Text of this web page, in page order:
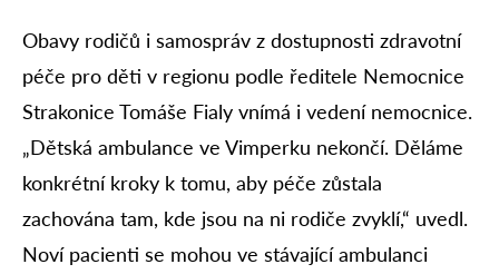
Obavy rodičů i samospráv z dostupnosti zdravotní
péče pro děti v regionu podle ředitele Nemocnice
Strakonice Tomáše Fialy vnímá i vedení nemocnice.
„Dětská ambulance ve Vimperku nekončí. Děláme
konkrétní kroky k tomu, aby péče zůstala
zachována tam, kde jsou na ni rodiče zvyklí,“ uvedl.
Noví pacienti se mohou ve stávající ambulanci